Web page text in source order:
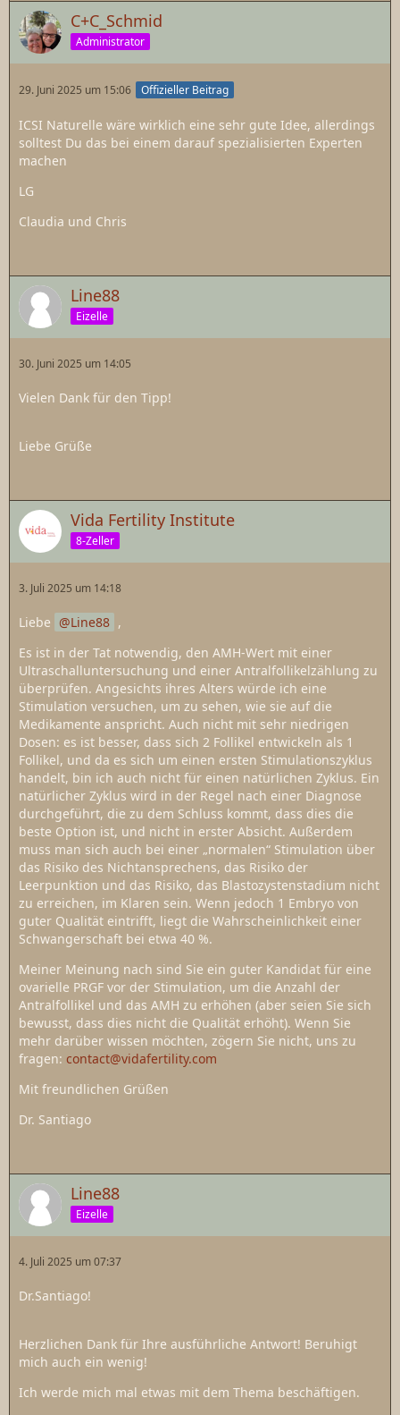
C+C_Schmid
Administrator
29. Juni 2025 um 15:06 Offizieller Beitrag
ICSI Naturelle wäre wirklich eine sehr gute Idee, allerdings
solltest Du das bei einem darauf spezialisierten Experten
machen
LG
Claudia und Chris
Line88
Eizelle
30. Juni 2025 um 14:05
Vielen Dank für den Tipp!
Liebe Grüße
Vida Fertility Institute
8-Zeller
3. Juli 2025 um 14:18
Liebe Line88 ,
Es ist in der Tat notwendig, den AMH-Wert mit einer
Ultraschalluntersuchung und einer Antralfollikelzählung zu
überprüfen. Angesichts ihres Alters würde ich eine
Stimulation versuchen, um zu sehen, wie sie auf die
Medikamente anspricht. Auch nicht mit sehr niedrigen
Dosen: es ist besser, dass sich 2 Follikel entwickeln als 1
Follikel, und da es sich um einen ersten Stimulationszyklus
handelt, bin ich auch nicht für einen natürlichen Zyklus. Ein
natürlicher Zyklus wird in der Regel nach einer Diagnose
durchgeführt, die zu dem Schluss kommt, dass dies die
beste Option ist, und nicht in erster Absicht. Außerdem
muss man sich auch bei einer „normalen“ Stimulation über
das Risiko des Nichtansprechens, das Risiko der
Leerpunktion und das Risiko, das Blastozystenstadium nicht
zu erreichen, im Klaren sein. Wenn jedoch 1 Embryo von
guter Qualität eintrifft, liegt die Wahrscheinlichkeit einer
Schwangerschaft bei etwa 40 %.
Meiner Meinung nach sind Sie ein guter Kandidat für eine
ovarielle PRGF vor der Stimulation, um die Anzahl der
Antralfollikel und das AMH zu erhöhen (aber seien Sie sich
bewusst, dass dies nicht die Qualität erhöht). Wenn Sie
mehr darüber wissen möchten, zögern Sie nicht, uns zu
fragen: contact@vidafertility.com
Mit freundlichen Grüßen
Dr. Santiago
Line88
Eizelle
4. Juli 2025 um 07:37
Dr.Santiago!
Herzlichen Dank für Ihre ausführliche Antwort! Beruhigt
mich auch ein wenig!
Ich werde mich mal etwas mit dem Thema beschäftigen.